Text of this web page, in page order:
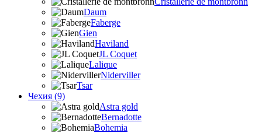
Daum
Faberge
Gien
Haviland
JL Coquet
Lalique
Niderviller
Tsar
Чехия (9)
Astra gold
Bernadotte
Bohemia